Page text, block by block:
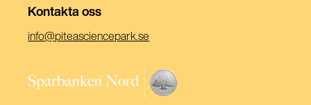
Kontakta oss
info@piteasciencepark.se
ett
nytt
(Öppnas